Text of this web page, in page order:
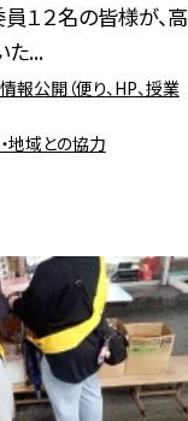
１２名の皆様が、高
た...
公開（便り、HP、授業
域との協力